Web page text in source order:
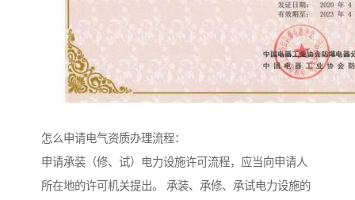
怎么申请电气资质办理流程：
申请承装（修、试）电力设施许可流程，应当向申请人
所在地的许可机关提出。 承装、承修、承试电力设施的